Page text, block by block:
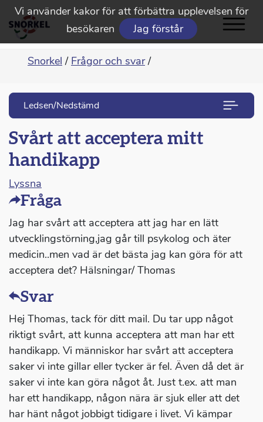
Vi använder kakor för att förbättra upplevelsen för
besökaren
Jag förstår
Snorkel / Frågor och svar /
Ledsen/Nedstämd
Svårt att acceptera mitt
handikapp
Lyssna
Fråga
Jag har svårt att acceptera att jag har en lätt
utvecklingstörning,jag går till psykolog och äter
medicin..men vad är det bästa jag kan göra för att
acceptera det? Hälsningar/ Thomas
Svar
Hej Thomas, tack för ditt mail. Du tar upp något
riktigt svårt, att kunna acceptera att man har ett
handikapp. Vi människor har svårt att acceptera
saker vi inte gillar eller tycker är fel. Även då det är
saker vi inte kan göra något åt. Just t.ex. att man
har ett handikapp, någon nära är sjuk eller att det
har hänt något jobbigt tidigare i livet. Vi kämpar